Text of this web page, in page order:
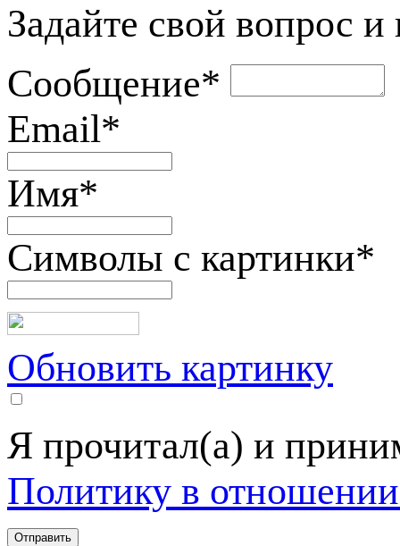
Задайте свой вопрос
Сообщение*
Email*
Имя*
Символы с картинки*
Обновить картинку
Я прочитал(а) и
Политику в